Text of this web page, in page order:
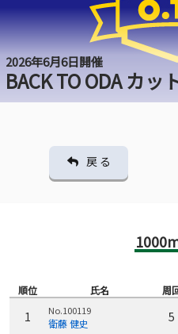
2026年6月6日開催
BACK TO ODA カッ
戻 る
順位 氏名 周
1 No.100119
衛藤 健史 5